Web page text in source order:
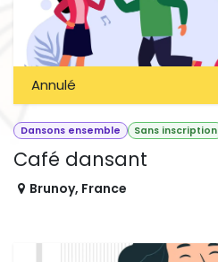
Annulé
Dansons ensemble Sans inscription
Café dansant
Brunoy, France